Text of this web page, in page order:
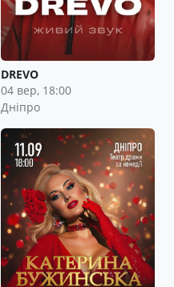
DREVO
04 вер, 18:00
Дніпро